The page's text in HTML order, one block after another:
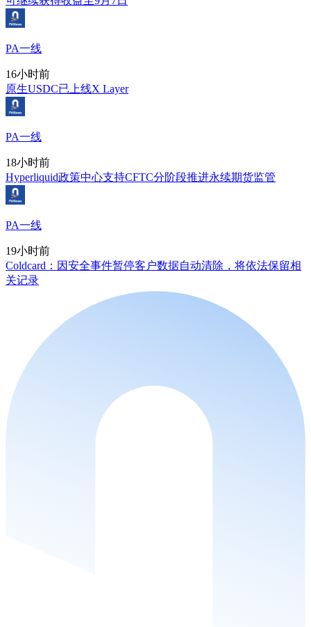
PA一线
16小时前
原生USDC已上线X Layer
PA一线
18小时前
Hyperliquid政策中心支持CFTC分阶段推进永续期货监管
PA一线
19小时前
Coldcard：因安全事件暂停客户数据自动清除，将依法保留相
关记录